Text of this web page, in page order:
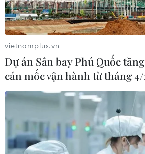
vietnamplus.vn
Dự án Sân bay Phú Quốc
cán mốc vận hành từ tháng 4/